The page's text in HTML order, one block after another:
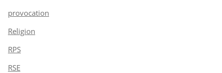
provocation
Religion
RPS
RSE